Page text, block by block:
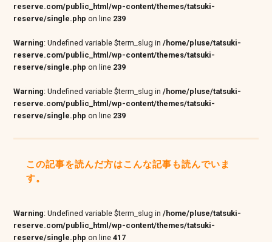
reserve.com/public_html/wp-content/themes/tatsuki-
reserve/single.php on line 239
Warning: Undefined variable $term_slug in/home/pluse/tatsuki-
reserve.com/public_html/wp-content/themes/tatsuki-
reserve/single.php on line 239
Warning: Undefined variable $term_slug in/home/pluse/tatsuki-
reserve.com/public_html/wp-content/themes/tatsuki-
reserve/single.php on line 239
この記事を読んだ方はこんな記事も読んでいま
す。
Warning: Undefined variable $term_slug in/home/pluse/tatsuki-
reserve.com/public_html/wp-content/themes/tatsuki-
reserve/single.php on line417